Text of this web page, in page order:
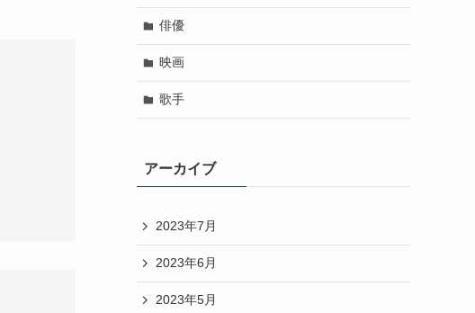
俳優
映画
歌手
アーカイブ
2023年7月
2023年6月
2023年5月